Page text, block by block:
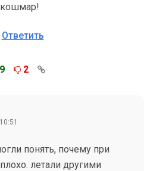
кошмар!
Ответить
9 2
понять, почему при
летали другими